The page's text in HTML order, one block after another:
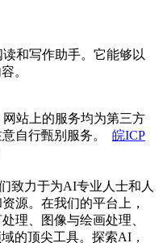
和写作助手。它能够以
。
网站上的服务均为第三方
自行甄别服务。 皖ICP
致力于为AI专业人士和人
源。在我们的平台上，
理、图像与绘画处理、
的顶尖工具。探索AI，